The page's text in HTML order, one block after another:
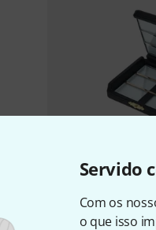
Servido
Com os
o que isso